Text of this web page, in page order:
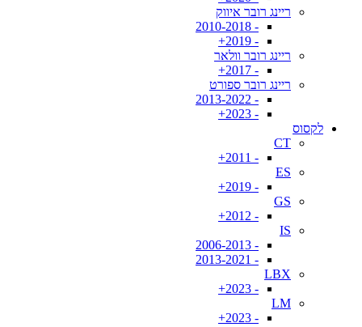
ריינג רובר איווק
- 2010-2018
- 2019+
ריינג רובר וולאר
- 2017+
ריינג רובר ספורט
- 2013-2022
- 2023+
לקסוס
CT
- 2011+
ES
- 2019+
GS
- 2012+
IS
- 2006-2013
- 2013-2021
LBX
- 2023+
LM
- 2023+